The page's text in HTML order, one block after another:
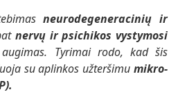
neurodegeneracinių ir
nervų ir psichikos vystymosi
augimas. Tyrimai rodo, kad šis
su aplinkos užteršimu mikro-